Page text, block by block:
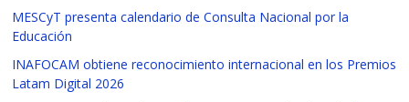
MESCyT presenta calendario de Consulta Nacional por la
Educación
INAFOCAM obtiene reconocimiento internacional en los Premios
Latam Digital 2026